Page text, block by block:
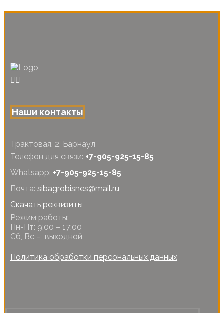
Наши контакты
Трактовая, 2, Барнаул
Телефон для связи: +7-905-925-15-85
Whatsapp: +7-905-925-15-85
Почта: sibagrobisnes@mail.ru
Скачать реквизиты
Режим работы:
Пн-Пт: 9:00 – 17:00
Сб, Вс – выходной
Политика обработки персональных данных